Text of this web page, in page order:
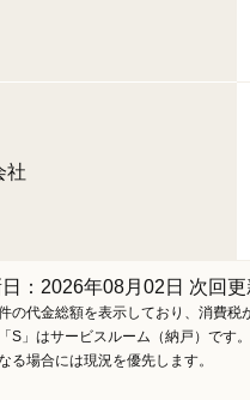
社
：2026年08月02日 次回
の代金総額を表示しており、消費税
S」はサービスルーム（納戸）です。
る場合には現況を優先します。